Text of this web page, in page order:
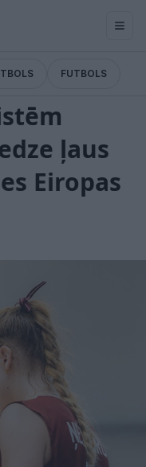
FUTBOLS
ļaus
Eiropas